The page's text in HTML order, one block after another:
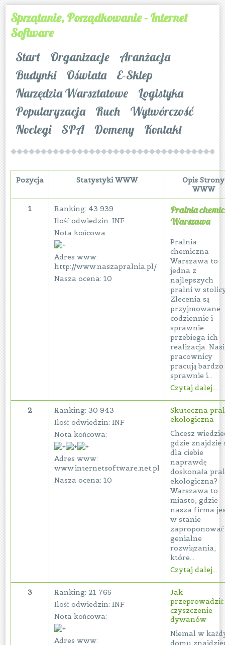
Sprzątanie, Porządkowanie - Internet
Software
Start
Organizacje
Aranżacja
Budynki
Oświata
E-Sklep
Narzędzia Warsztatowe
Logistyka
Popularyzacja
Ruch
Wytwórczość
Noclegi
SPA Domeny Kontakt
Pozycja Statystyki WWW
Opis Strony
WWW
1
Ranking: 43 939
Ilość odwiedzin: INF
Nota końcowa:
Adres www:
http://www.naszapralnia.pl/
Nasza ocena: 10
Pralnia
Warszawa
Pralnia
chemiczna
Warszawa to
jedna z
najlepszych
pralni w
Zlecenia są
przyjmowane
codziennie i
sprawnie
przebiega ich
realizacja. Nasi
pracownicy
pracują bardzo
sprawnie i...
Czytaj dalej...
2
Ranking: 30 943
Ilość odwiedzin: INF
Nota końcowa:
Adres www:
www.internetsoftware.net.pl
Nasza ocena: 10
Skuteczna
ekologiczna
Chcesz
gdzie znajdzie
dla ciebie
naprawdę
doskonała
ekologiczna?
Warszawa to
miasto, gdzie
nasza firma
w stanie
genialne
rozwiązania,
które...
Czytaj dalej...
3
Ranking: 21 765
Ilość odwiedzin: INF
Nota końcowa:
Adres www:
Jak
przeprowadzić
czyszczenie
dywanów
Niemal w
domu